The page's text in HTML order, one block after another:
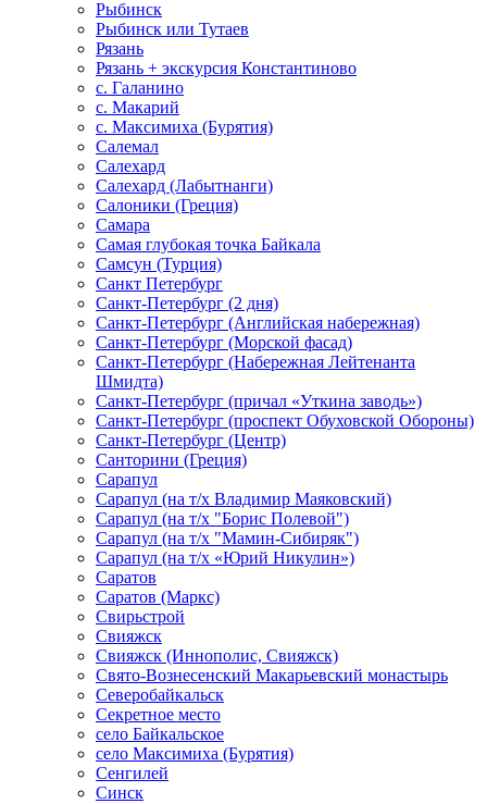
Рыбинск
Рыбинск или Тутаев
Рязань
Рязань + экскурсия Константиново
с. Галанино
с. Макарий
с. Максимиха (Бурятия)
Салемал
Салехард
Салехард (Лабытнанги)
Салоники (Греция)
Самара
Самая глубокая точка Байкала
Самсун (Турция)
Санкт Петербург
Санкт-Петербург (2 дня)
Санкт-Петербург (Английская набережная)
Санкт-Петербург (Морской фасад)
Санкт-Петербург (Набережная Лейтенанта
Шмидта)
Санкт-Петербург (причал «Уткина заводь»)
Санкт-Петербург (проспект Обуховской Обороны)
Санкт-Петербург (Центр)
Санторини (Греция)
Сарапул
Сарапул (на т/х Владимир Маяковский)
Сарапул (на т/х "Борис Полевой")
Сарапул (на т/х "Мамин-Сибиряк")
Сарапул (на т/х «Юрий Никулин»)
Саратов
Саратов (Маркс)
Свирьстрой
Свияжск
Свияжск (Иннополис, Свияжск)
Свято-Вознесенский Макарьевский монастырь
Северобайкальск
Секретное место
село Байкальское
село Максимиха (Бурятия)
Сенгилей
Синск